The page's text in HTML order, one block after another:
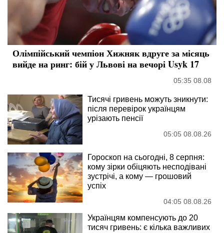
Олімпійський чемпіон Хижняк вдруге за місяць
вийде на ринг: бій у Львові на вечорі Usyk 17
05:35 08.08
Тисячі гривень можуть зникнути:
після перевірок українцям
урізають пенсії
05:05 08.08.26
Гороскоп на сьогодні, 8 серпня:
кому зірки обіцяють несподівані
зустрічі, а кому — грошовий
успіх
04:05 08.08.26
Українцям компенсують до 20
тисяч гривень: є кілька важливих